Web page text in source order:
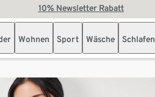
10% Newsletter Rabatt
Wohnen Sport Wäsche Schlafen